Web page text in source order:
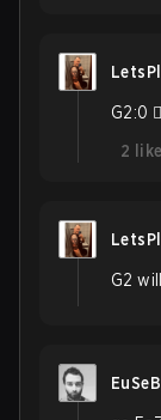
G2:0
2
G2